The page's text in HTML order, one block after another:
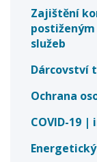
Zajištění
služeb
Dárcovství
Ochrana
COVID-19